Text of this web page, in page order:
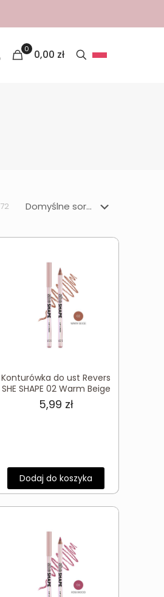
0 0,00 zł
72
Konturówka do ust Revers
SHE SHAPE 02 Warm Beige
5,99 zł
Dodaj do koszyka